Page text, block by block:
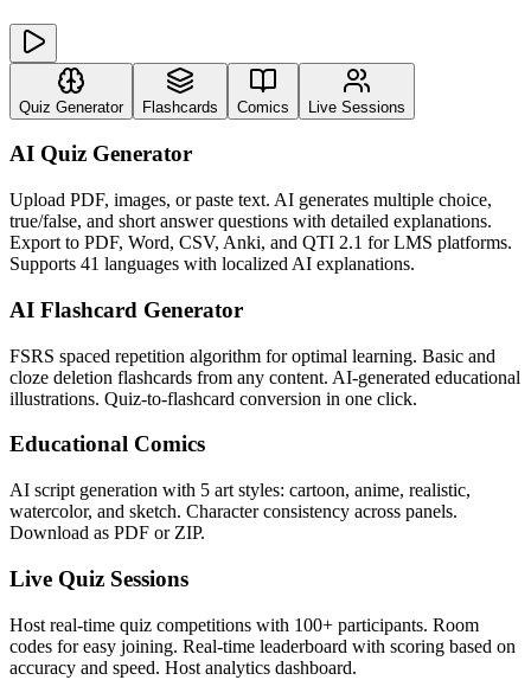
Quiz Generator Flashcards Comics Live Sessions
AI Quiz Generator
Upload PDF, images, or paste text. AI generates multiple choice,
true/false, and short answer questions with detailed explanations.
Export to PDF, Word, CSV, Anki, and QTI 2.1 for LMS platforms.
Supports 41 languages with localized AI explanations.
AI Flashcard Generator
FSRS spaced repetition algorithm for optimal learning. Basic and
cloze deletion flashcards from any content. AI-generated educational
illustrations. Quiz-to-flashcard conversion in one click.
Educational Comics
AI script generation with 5 art styles: cartoon, anime, realistic,
watercolor, and sketch. Character consistency across panels.
Download as PDF or ZIP.
Live Quiz Sessions
Host real-time quiz competitions with 100+ participants. Room
codes for easy joining. Real-time leaderboard with scoring based on
accuracy and speed. Host analytics dashboard.